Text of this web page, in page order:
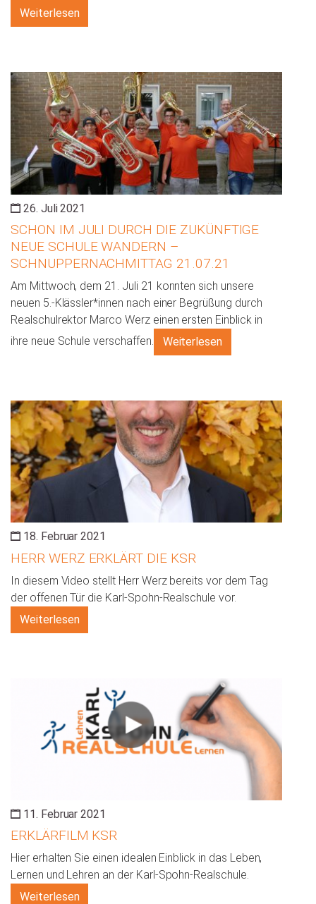
Weiterlesen
26. Juli 2021
SCHON IM JULI DURCH DIE ZUKÜNFTIGE
NEUE SCHULE WANDERN –
SCHNUPPERNACHMITTAG 21.07.21
Am Mittwoch, dem 21. Juli 21 konnten sich unsere
neuen 5.-Klässler*innen nach einer Begrüßung durch
Realschulrektor Marco Werz einen ersten Einblick in
ihre neue Schule verschaffen.
Weiterlesen
18. Februar 2021
HERR WERZ ERKLÄRT DIE KSR
In diesem Video stellt Herr Werz bereits vor dem Tag
der offenen Tür die Karl-Spohn-Realschule vor.
Weiterlesen
11. Februar 2021
ERKLÄRFILM KSR
Hier erhalten Sie einen idealen Einblick in das Leben,
Lernen und Lehren an der Karl-Spohn-Realschule.
Weiterlesen